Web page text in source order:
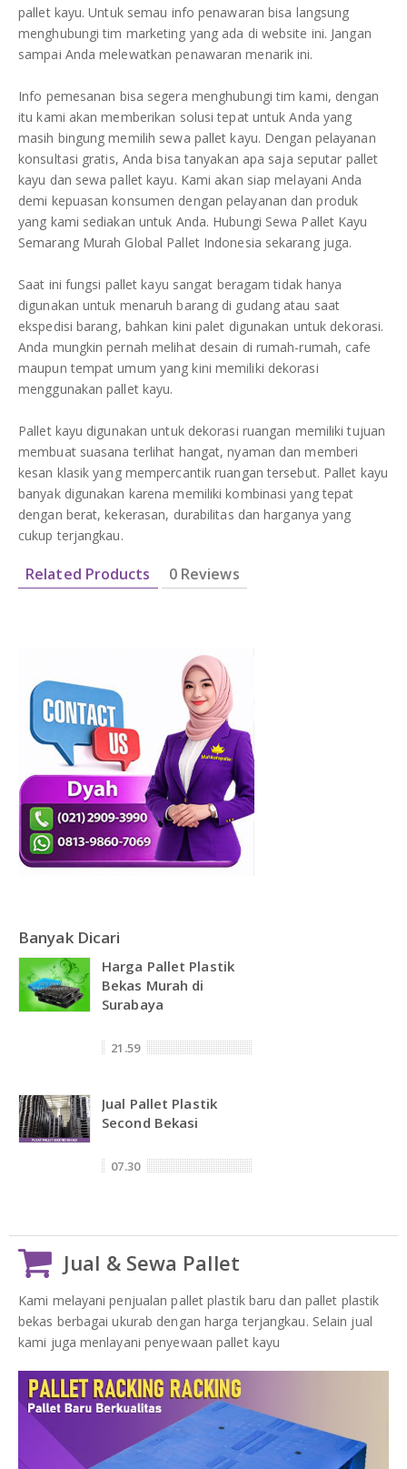
pallet kayu. Untuk semau info penawaran bisa langsung
menghubungi tim marketing yang ada di website ini. Jangan
sampai Anda melewatkan penawaran menarik ini.
Info pemesanan bisa segera menghubungi tim kami, dengan
itu kami akan memberikan solusi tepat untuk Anda yang
masih bingung memilih sewa pallet kayu. Dengan pelayanan
konsultasi gratis, Anda bisa tanyakan apa saja seputar pallet
kayu dan sewa pallet kayu. Kami akan siap melayani Anda
demi kepuasan konsumen dengan pelayanan dan produk
yang kami sediakan untuk Anda. Hubungi Sewa Pallet Kayu
Semarang Murah Global Pallet Indonesia sekarang juga.
Saat ini fungsi pallet kayu sangat beragam tidak hanya
digunakan untuk menaruh barang di gudang atau saat
ekspedisi barang, bahkan kini palet digunakan untuk dekorasi.
Anda mungkin pernah melihat desain di rumah-rumah, cafe
maupun tempat umum yang kini memiliki dekorasi
menggunakan pallet kayu.
Pallet kayu digunakan untuk dekorasi ruangan memiliki tujuan
membuat suasana terlihat hangat, nyaman dan memberi
kesan klasik yang mempercantik ruangan tersebut. Pallet kayu
banyak digunakan karena memiliki kombinasi yang tepat
dengan berat, kekerasan, durabilitas dan harganya yang
cukup terjangkau.
Related Products 0 Reviews
Banyak Dicari
Harga Pallet Plastik
Bekas Murah di
Surabaya
21.59
Jual Pallet Plastik
Second Bekasi
07.30
Jual & Sewa Pallet
Kami melayani penjualan pallet plastik baru dan pallet plastik
bekas berbagai ukurab dengan harga terjangkau. Selain jual
kami juga menlayani penyewaan pallet kayu